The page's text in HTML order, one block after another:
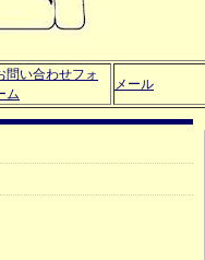
問い合わせフォ
ム
メール